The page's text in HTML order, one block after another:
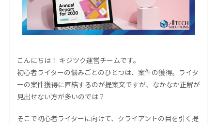
こんにちは！ キジツク運営チームです。
初心者ライターの悩みごとのひとつは、案件の獲得。ライタ
ーの案件獲得に直結するのが提案文ですが、なかなか正解が
見出せない方が多いのでは？
そこで初心者ライターに向けて、クライアントの目を引く提